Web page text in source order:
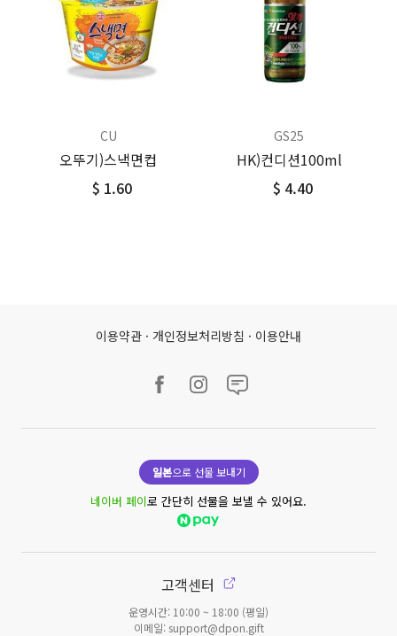
CU
오뚜기)스낵면컵
$ 1.60
GS25
HK)컨디션100ml
$ 4.40
이용약관 · 개인정보처리방침 · 이용안내
일본으로 선물 보내기
네이버 페이로 간단히 선물을 보낼 수 있어요.
고객센터
운영시간: 10:00 ~ 18:00 (평일)
이메일: support@dpon.gift